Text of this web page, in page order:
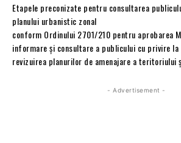
Etapele preconizate pentru consultarea
planului urbanistic zonal
conform Ordinului 2701/210 pentru aprobarea
informare și consultare a publicului cu privire la
revizuirea planurilor de amenajare a teritoriului
- Advertisement -